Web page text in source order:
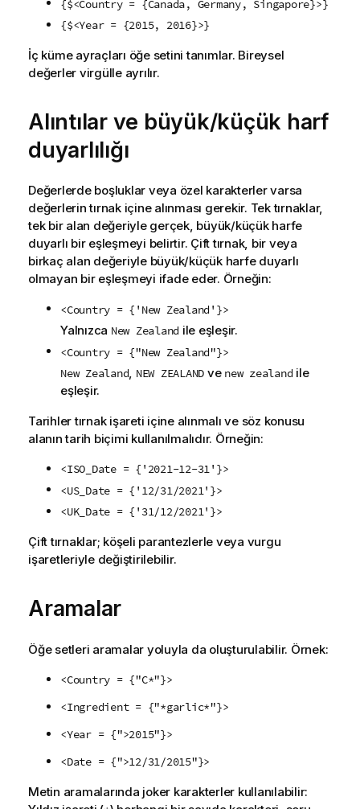
{$<Country = {Canada, Germany, Singapore}>}
{$<Year = {2015, 2016}>}
İç küme ayraçları öğe setini tanımlar. Bireysel
değerler virgülle ayrılır.
Alıntılar ve büyük/küçük harf
duyarlılığı
Değerlerde boşluklar veya özel karakterler varsa
değerlerin tırnak içine alınması gerekir. Tek tırnaklar,
tek bir alan değeriyle gerçek, büyük/küçük harfe
duyarlı bir eşleşmeyi belirtir. Çift tırnak, bir veya
birkaç alan değeriyle büyük/küçük harfe duyarlı
olmayan bir eşleşmeyi ifade eder. Örneğin:
<Country = {'New Zealand'}>
Yalnızca New Zealand ile eşleşir.
<Country = {"New Zealand"}>
New Zealand NEW ZEALAND ve new zealand ile
eşleşir.
Tarihler tırnak işareti içine alınmalı ve söz konusu
alanın tarih biçimi kullanılmalıdır. Örneğin:
<ISO_Date = {'2021-12-31'}>
<US_Date = {'12/31/2021'}>
<UK_Date = {'31/12/2021'}>
Çift tırnaklar; köşeli parantezlerle veya vurgu
işaretleriyle değiştirilebilir.
Aramalar
Öğe setleri aramalar yoluyla da oluşturulabilir. Örnek:
<Country = {"C*"}>
<Ingredient = {"*garlic*"}>
<Year = {">2015"}>
<Date = {">12/31/2015"}>
Metin aramalarında joker karakterler kullanılabilir: